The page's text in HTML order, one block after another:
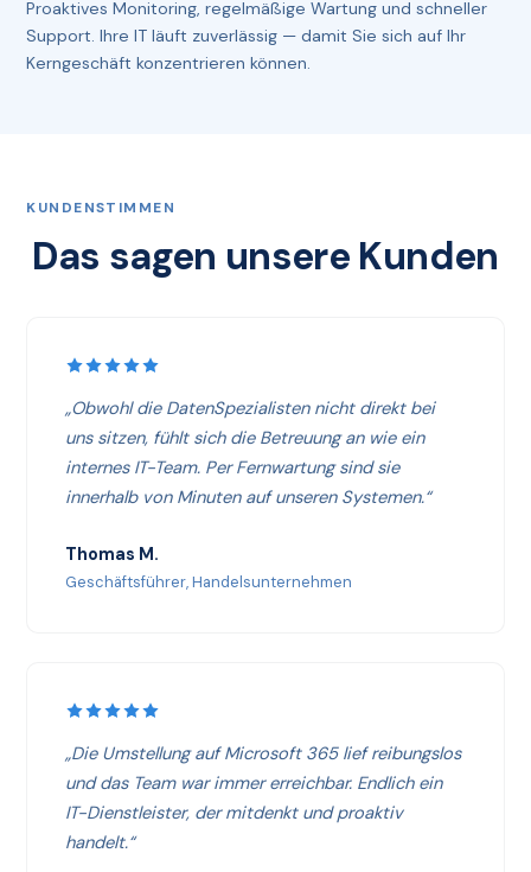
Proaktives Monitoring, regelmäßige Wartung und schneller
Support. Ihre IT läuft zuverlässig — damit Sie sich auf Ihr
Kerngeschäft konzentrieren können.
KUNDENSTIMMEN
Das sagen unsere Kunden
„Obwohl die DatenSpezialisten nicht direkt bei
uns sitzen, fühlt sich die Betreuung an wie ein
internes IT-Team. Per Fernwartung sind sie
innerhalb von Minuten auf unseren Systemen.“
Thomas M.
Geschäftsführer, Handelsunternehmen
„Die Umstellung auf Microsoft 365 lief reibungslos
und das Team war immer erreichbar. Endlich ein
IT-Dienstleister, der mitdenkt und proaktiv
handelt.“